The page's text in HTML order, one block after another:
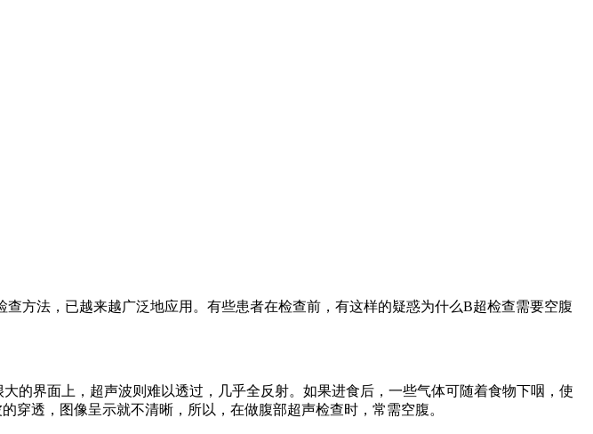
方法，已越来越广泛地应用。有些患者在检查前，有这样的疑惑为什么B超检查需要空腹
界面上，超声波则难以透过，几乎全反射。如果进食后，一些气体可随着食物下咽，使
穿透，图像呈示就不清晰，所以，在做腹部超声检查时，常需空腹。